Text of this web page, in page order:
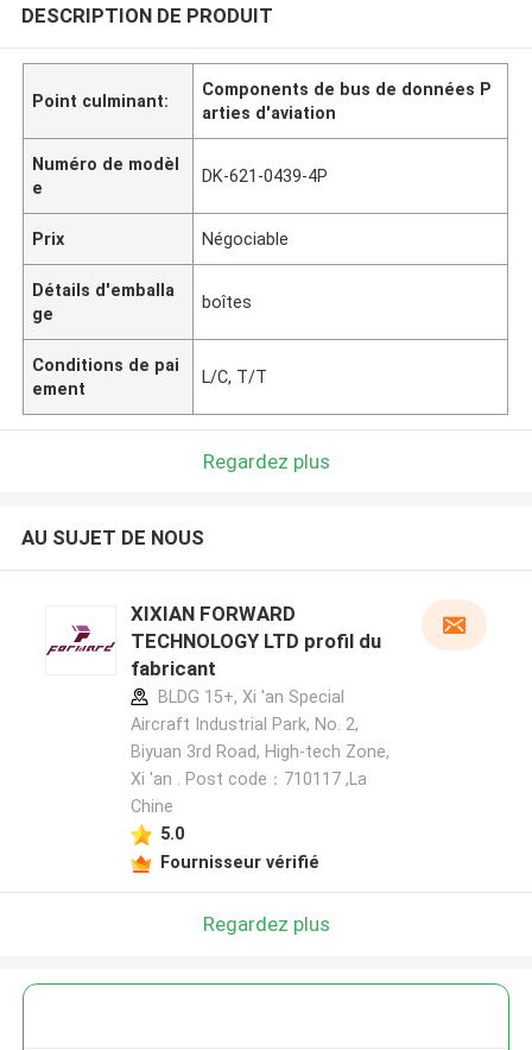
DESCRIPTION DE PRODUIT
Point culminant:
Components de bus de données P
arties d'aviation
Numéro de modèl
e
DK-621-0439-4P
Prix Négociable
Détails d'emballa
ge
boîtes
Conditions de pai
ement
L/C, T/T
Regardez plus
AU SUJET DE NOUS
XIXIAN FORWARD
TECHNOLOGY LTD profil du
fabricant
BLDG 15+, Xi 'an Special
Aircraft Industrial Park, No. 2,
Biyuan 3rd Road, High-tech Zone,
Xi 'an . Post code：710117 ,La
Chine
5.0
Fournisseur vérifié
Regardez plus